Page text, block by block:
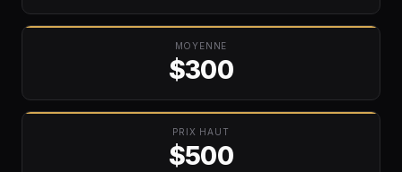
MOYENNE
$300
PRIX HAUT
$500